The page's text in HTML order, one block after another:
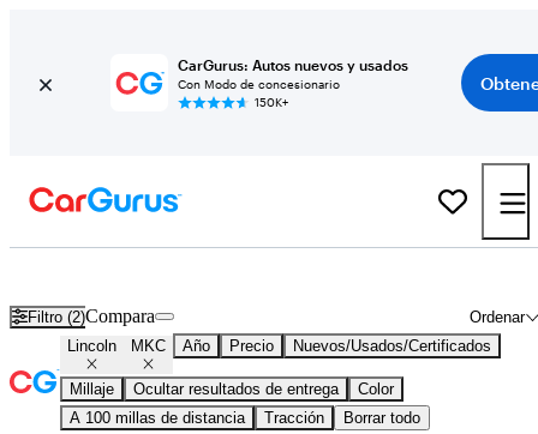
CarGurus: Autos nuevos y usados
Con Modo de concesionario
150K+
Filtro (2) Ordenar
Compara
Lincoln MKC Año Precio Nuevos/Usados/Certificados
Millaje Ocultar resultados de entrega
Color
A 100 millas de distancia
Tracción Borrar todo